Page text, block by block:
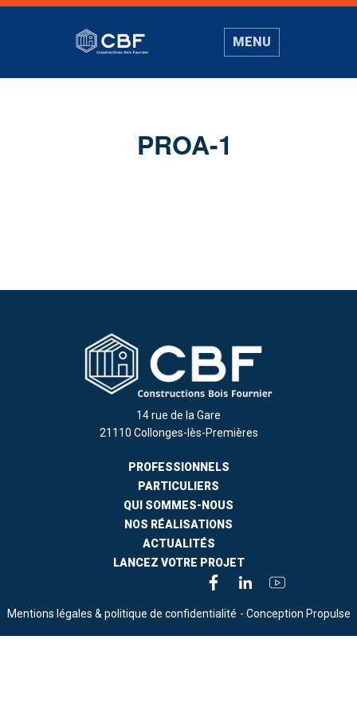
MENU
PROA-1
14 rue de la Gare
21110 Collonges-lès-Premières
PROFESSIONNELS
PARTICULIERS
QUI SOMMES-NOUS
NOS RÉALISATIONS
ACTUALITÉS
LANCEZ VOTRE PROJET
Mentions légales & politique de confidentialité - Conception Propulse